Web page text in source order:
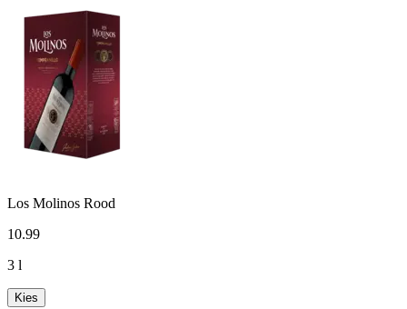
Los Molinos Rood
10.99
3 l
Kies